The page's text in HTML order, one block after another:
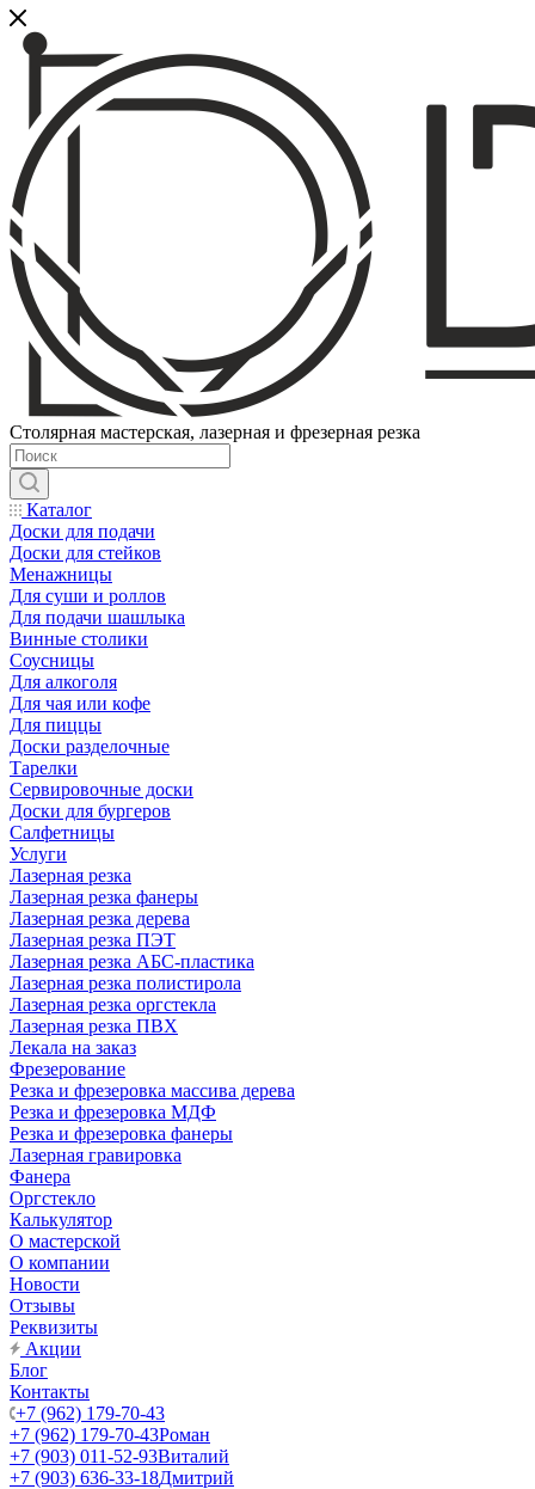
Столярная мастерская, лазерная и фрезерная резка
Каталог
Доски для подачи
Доски для стейков
Менажницы
Для суши и роллов
Для подачи шашлыка
Винные столики
Соусницы
Для алкоголя
Для чая или кофе
Для пиццы
Доски разделочные
Тарелки
Сервировочные доски
Доски для бургеров
Салфетницы
Услуги
Лазерная резка
Лазерная резка фанеры
Лазерная резка дерева
Лазерная резка ПЭТ
Лазерная резка АБС-пластика
Лазерная резка полистирола
Лазерная резка оргстекла
Лазерная резка ПВХ
Лекала на заказ
Фрезерование
Резка и фрезеровка массива дерева
Резка и фрезеровка МДФ
Резка и фрезеровка фанеры
Лазерная гравировка
Фанера
Орг­стек­ло
Калькулятор
О мастерской
О компании
Новости
Отзывы
Реквизиты
Акции
Блог
Контакты
+7 (962) 179-70-43
+7 (962) 179-70-43Роман
+7 (903) 011-52-93Виталий
+7 (903) 636-33-18Дмитрий